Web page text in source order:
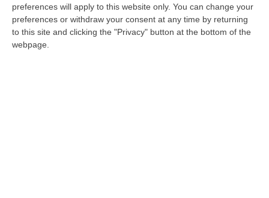
preferences will apply to this website only. You can change your
preferences or withdraw your consent at any time by returning
to this site and clicking the "Privacy" button at the bottom of the
webpage.
dopo la guarigione
Pubblicato il: 15/11/21 – 10:37